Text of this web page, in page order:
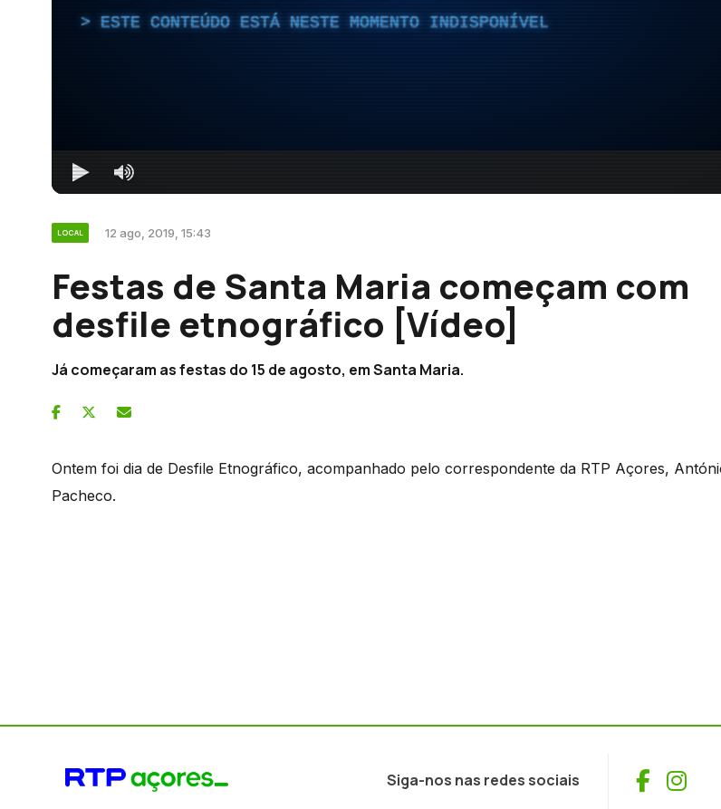
ESTE CONTEÚDO ESTÁ NESTE MOMENTO INDISPONÍVEL
LOCAL 12 ago, 2019, 15:43
Festas de Santa Maria começam com
desfile etnográfico [Vídeo]
Já começaram as festas do 15 de agosto, em Santa Maria.
Ontem foi dia de Desfile Etnográfico, acompanhado pelo correspondente da RTP Açores,
Pacheco.
Siga-nos nas redes sociais